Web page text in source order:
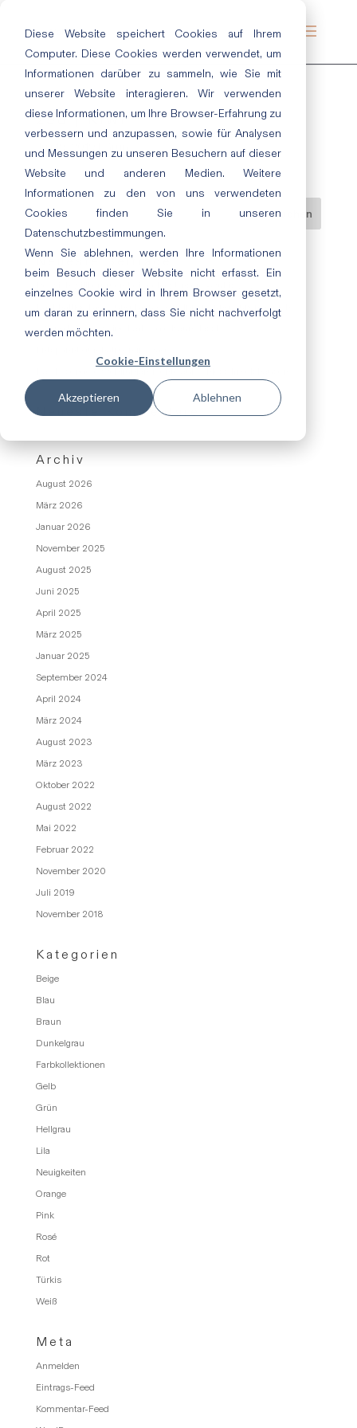
Diese Website speichert Cookies auf Ihrem
Computer. Diese Cookies werden verwendet, um
Informationen darüber zu sammeln, wie Sie mit
unserer Website interagieren. Wir verwenden
diese Informationen, um Ihre Browser-Erfahrung zu
verbessern und anzupassen, sowie für Analysen
und Messungen zu unseren Besuchern auf dieser
Website und anderen Medien. Weitere
Informationen zu den von uns verwendeten
Cookies finden Sie in unseren
Datenschutzbestimmungen.
Wenn Sie ablehnen, werden Ihre Informationen
beim Besuch dieser Website nicht erfasst. Ein
einzelnes Cookie wird in Ihrem Browser gesetzt,
um daran zu erinnern, dass Sie nicht nachverfolgt
werden möchten.
Cookie-Einstellungen
Akzeptieren Ablehnen
298 | Kiwi
Juli 19, 2019
Neueste Beiträge
Nachhaltige Lacke und Lasuren im Innen- und Außenbereich
„Cloud Dancer“: Eine Farbe, die Raum lässt
Neueste Kommentare
Archiv
August 2026
März 2026
Januar 2026
November 2025
August 2025
Juni 2025
April 2025
März 2025
Januar 2025
September 2024
April 2024
März 2024
August 2023
März 2023
Oktober 2022
August 2022
Mai 2022
Februar 2022
November 2020
Juli 2019
November 2018
Kategorien
Beige
Blau
Braun
Dunkelgrau
Farbkollektionen
Gelb
Grün
Hellgrau
Lila
Neuigkeiten
Orange
Pink
Rosé
Rot
Türkis
Weiß
Meta
Anmelden
Eintrags-Feed
Kommentar-Feed